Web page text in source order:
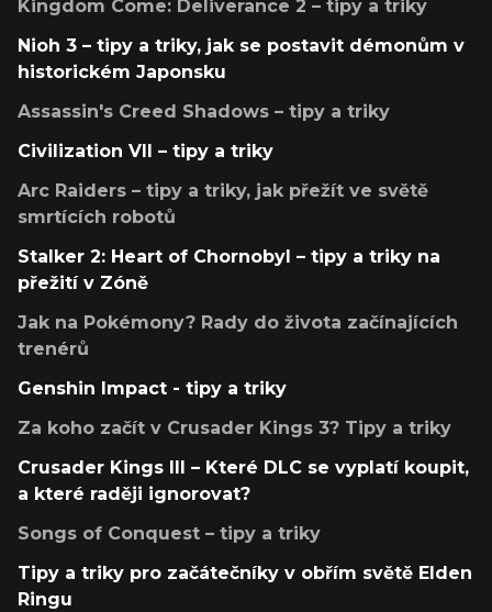
Kingdom Come: Deliverance 2 – tipy a triky
Nioh 3 – tipy a triky, jak se postavit démonům v
historickém Japonsku
Assassin's Creed Shadows – tipy a triky
Civilization VII – tipy a triky
Arc Raiders – tipy a triky, jak přežít ve světě
smrtících robotů
Stalker 2: Heart of Chornobyl – tipy a triky na
přežití v Zóně
Jak na Pokémony? Rady do života začínajících
trenérů
Genshin Impact - tipy a triky
Za koho začít v Crusader Kings 3? Tipy a triky
Crusader Kings III – Které DLC se vyplatí koupit,
a které raději ignorovat?
Songs of Conquest – tipy a triky
Tipy a triky pro začátečníky v obřím světě Elden
Ringu